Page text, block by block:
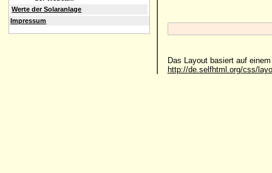
Das Layout basiert auf
http://de.selfhtml.org/css/
Werte der Solaranlage
Impressum